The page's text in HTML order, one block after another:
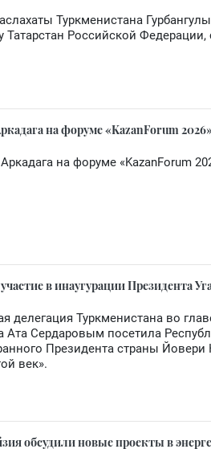
Туркменистана
Татарстан Российской Федерации,
на форуме «KazanForum
на форуме «KazanForum
в инаугурации Президента
делегация Туркменистана во
Ата Сердаровым посетила
Президента страны
век».
обсудили новые проекты в